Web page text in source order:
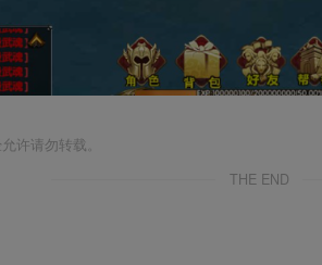
许请勿转载。
THE END